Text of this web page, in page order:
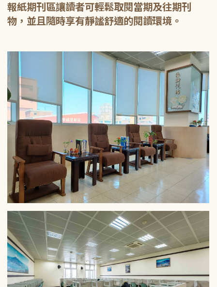
報紙期刊區讓讀者可輕鬆取閱當期及往期刊
物，並且隨時享有靜謐舒適的閱讀環境。